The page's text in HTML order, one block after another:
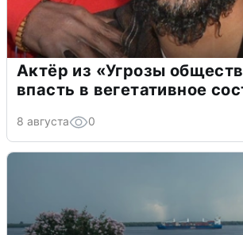
Актёр из «Угрозы
впасть в вегетативное
8 августа 0